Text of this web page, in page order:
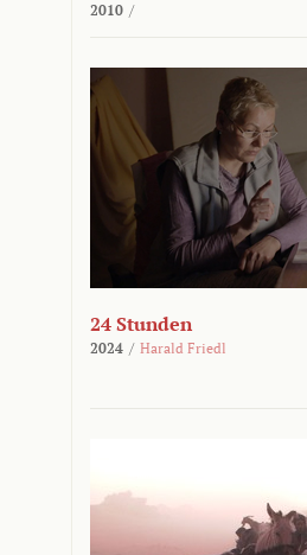
2010 /
24 Stunden
2024 / Harald Friedl